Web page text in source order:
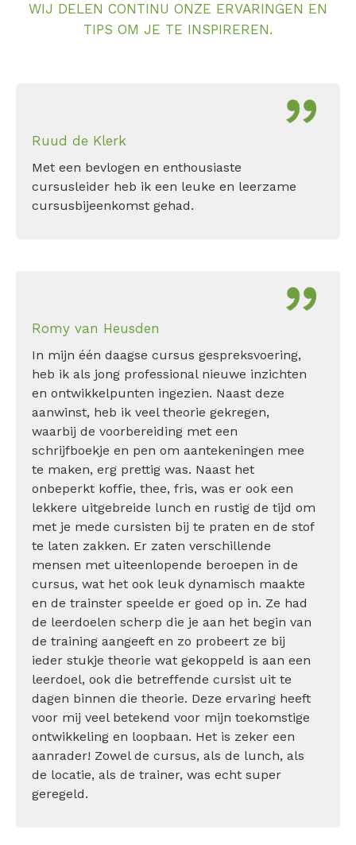
WIJ DELEN CONTINU ONZE ERVARINGEN EN
TIPS OM JE TE INSPIREREN.
Ruud de Klerk
Met een bevlogen en enthousiaste
cursusleider heb ik een leuke en leerzame
cursusbijeenkomst gehad.
Romy van Heusden
In mijn één daagse cursus gespreksvoering,
heb ik als jong professional nieuwe inzichten
en ontwikkelpunten ingezien. Naast deze
aanwinst, heb ik veel theorie gekregen,
waarbij de voorbereiding met een
schrijfboekje en pen om aantekeningen mee
te maken, erg prettig was. Naast het
onbeperkt koffie, thee, fris, was er ook een
lekkere uitgebreide lunch en rustig de tijd om
met je mede cursisten bij te praten en de stof
te laten zakken. Er zaten verschillende
mensen met uiteenlopende beroepen in de
cursus, wat het ook leuk dynamisch maakte
en de trainster speelde er goed op in. Ze had
de leerdoelen scherp die je aan het begin van
de training aangeeft en zo probeert ze bij
ieder stukje theorie wat gekoppeld is aan een
leerdoel, ook die betreffende cursist uit te
dagen binnen die theorie. Deze ervaring heeft
voor mij veel betekend voor mijn toekomstige
ontwikkeling en loopbaan. Het is zeker een
aanrader! Zowel de cursus, als de lunch, als
de locatie, als de trainer, was echt super
geregeld.